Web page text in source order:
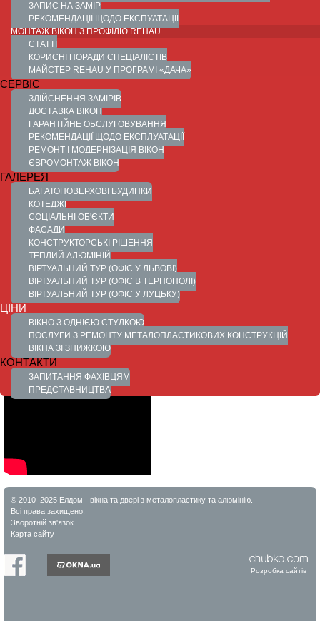
ЗАПИС НА ЗАМІР
РЕКОМЕНДАЦІЇ ЩОДО ЕКСПУАТАЦІЇ
МОНТАЖ ВІКОН З ПРОФІЛЮ REHAU
СТАТТІ
КОРИСНІ ПОРАДИ СПЕЦІАЛІСТІВ
МАЙСТЕР REHAU У ПРОГРАМІ «ДАЧА»
СЕРВІС
ЗДІЙСНЕННЯ ЗАМІРІВ
ДОСТАВКА ВІКОН
ГАРАНТІЙНЕ ОБСЛУГОВУВАННЯ
РЕКОМЕНДАЦІЇ ЩОДО ЕКСПЛУАТАЦІЇ
РЕМОНТ І МОДЕРНІЗАЦІЯ ВІКОН
ЄВРОМОНТАЖ ВІКОН
ГАЛЕРЕЯ
БАГАТОПОВЕРХОВІ БУДИНКИ
КОТЕДЖІ
СОЦІАЛЬНІ ОБ'ЄКТИ
ФАСАДИ
КОНСТРУКТОРСЬКІ РІШЕННЯ
ТЕПЛИЙ АЛЮМІНІЙ
ВІРТУАЛЬНИЙ ТУР (ОФІС У ЛЬВОВІ)
ВІРТУАЛЬНИЙ ТУР (ОФІС В ТЕРНОПОЛІ)
ВІРТУАЛЬНИЙ ТУР (ОФІС У ЛУЦЬКУ)
ЦІНИ
ВІКНО З ОДНІЄЮ СТУЛКОЮ
ПОСЛУГИ З РЕМОНТУ МЕТАЛОПЛАСТИКОВИХ КОНСТРУКЦІЙ
ВІКНА ЗІ ЗНИЖКОЮ
КОНТАКТИ
ЗАПИТАННЯ ФАХІВЦЯМ
ПРЕДСТАВНИЦТВА
© 2010–2025 Елдом - вікна та двері з металопластику та алюмінію.
Всі права захищено.
Зворотній зв'язок.
Карта сайту
Розробка сайтів